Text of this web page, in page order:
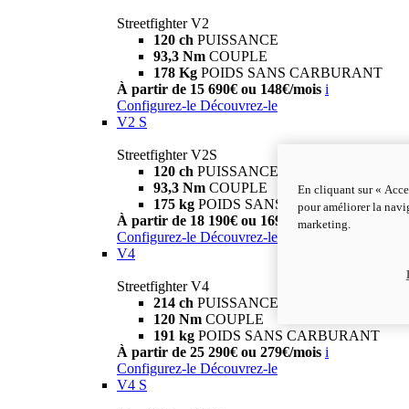
Streetfighter V2
120 ch PUISSANCE
93,3 Nm COUPLE
178 Kg POIDS SANS CARBURANT
À partir de 15 690€ ou 148€/mois i
Configurez-le Découvrez-le
V2 S
Streetfighter V2S
120 ch PUISSANCE
93,3 Nm COUPLE
175 kg POIDS SANS CARBURANT
À partir de 18 190€ ou 169€/mois i
Configurez-le Découvrez-le
V4
Streetfighter V4
214 ch PUISSANCE
120 Nm COUPLE
191 kg POIDS SANS CARBURANT
À partir de 25 290€ ou 279€/mois i
Configurez-le Découvrez-le
V4 S
En cliquant sur «
pour améliorer la
marketing.